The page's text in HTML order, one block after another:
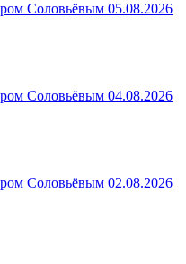
Соловьёвым 05.08.2026
Соловьёвым 04.08.2026
Соловьёвым 02.08.2026